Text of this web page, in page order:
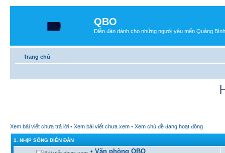
QBO
Diễn đàn dành cho những người yêu mến Quảng Bình
Trang chủ
Xem bài viết chưa trả lời • Xem bài viết chưa xem • Xem chủ đề đang hoạt động
1. NHỊP SỐNG DIỄN ĐÀN
• Văn phòng QBO